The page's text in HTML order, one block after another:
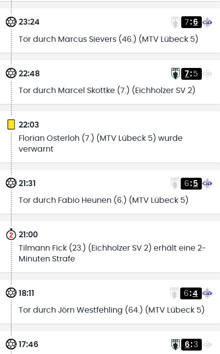
23:24 7:6
Tor durch Marcus Sievers (46.) (MTV Lübeck 5)
22:48 7:5
Tor durch Marcel Skottke (7.) (Eichholzer SV 2)
22:03
Florian Osterloh (7.) (MTV Lübeck 5) wurde
verwarnt
21:31 6:5
Tor durch Fabio Heunen (6.) (MTV Lübeck 5)
21:00
Tilmann Fick (23.) (Eichholzer SV 2) erhält eine 2-
Minuten Strafe
18:11 6:4
Tor durch Jörn Westfehling (64.) (MTV Lübeck 5)
17:46 6:3